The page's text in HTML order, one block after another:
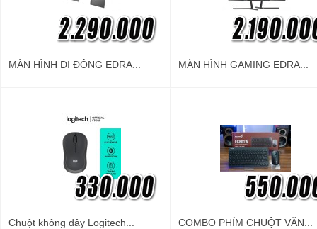
MÀN HÌNH DI ĐỘNG EDRA... MÀN HÌNH GAMING EDRA...
Chuột không dây Logitech... COMBO PHÍM CHUỘT VĂN...